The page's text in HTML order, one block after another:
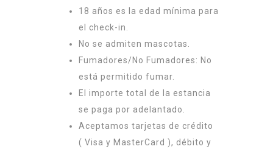
18 años es la edad mínima para
el check-in.
No se admiten mascotas.
Fumadores/No Fumadores: No
está permitido fumar.
El importe total de la estancia
se paga por adelantado.
Aceptamos tarjetas de crédito
( Visa y MasterCard ), débito y